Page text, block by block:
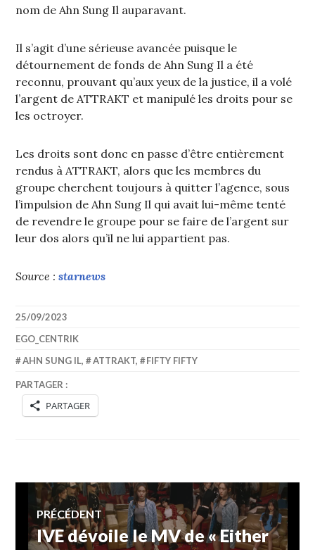
nom de Ahn Sung Il auparavant.
Il s’agit d’une sérieuse avancée puisque le
détournement de fonds de Ahn Sung Il a été
reconnu, prouvant qu’aux yeux de la justice, il a volé
l’argent de ATTRAKT et manipulé les droits pour se
les octroyer.
Les droits sont donc en passe d’être entièrement
rendus à ATTRAKT, alors que les membres du
groupe cherchent toujours à quitter l’agence, sous
l’impulsion de Ahn Sung Il qui avait lui-même tenté
de revendre le groupe pour se faire de l’argent sur
leur dos alors qu’il ne lui appartient pas.
Source :starnews
25/09/2023
EGO_CENTRIK
AHN SUNG IL, ATTRAKT, FIFTY FIFTY
PARTAGER :
PARTAGER
Navigation
PRÉCÉDENT
Article
IVE dévoile le MV de « Either